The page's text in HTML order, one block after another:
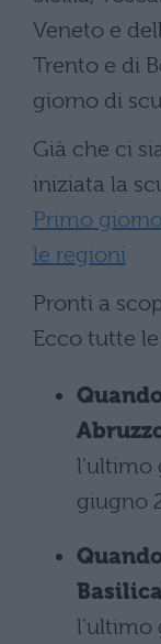
Veneto e
Trento e di
giorno di
Già che ci
iniziata la
Primo
le regioni
Pronti a
Ecco tutte
l'ultimo
giugno
l'ultimo